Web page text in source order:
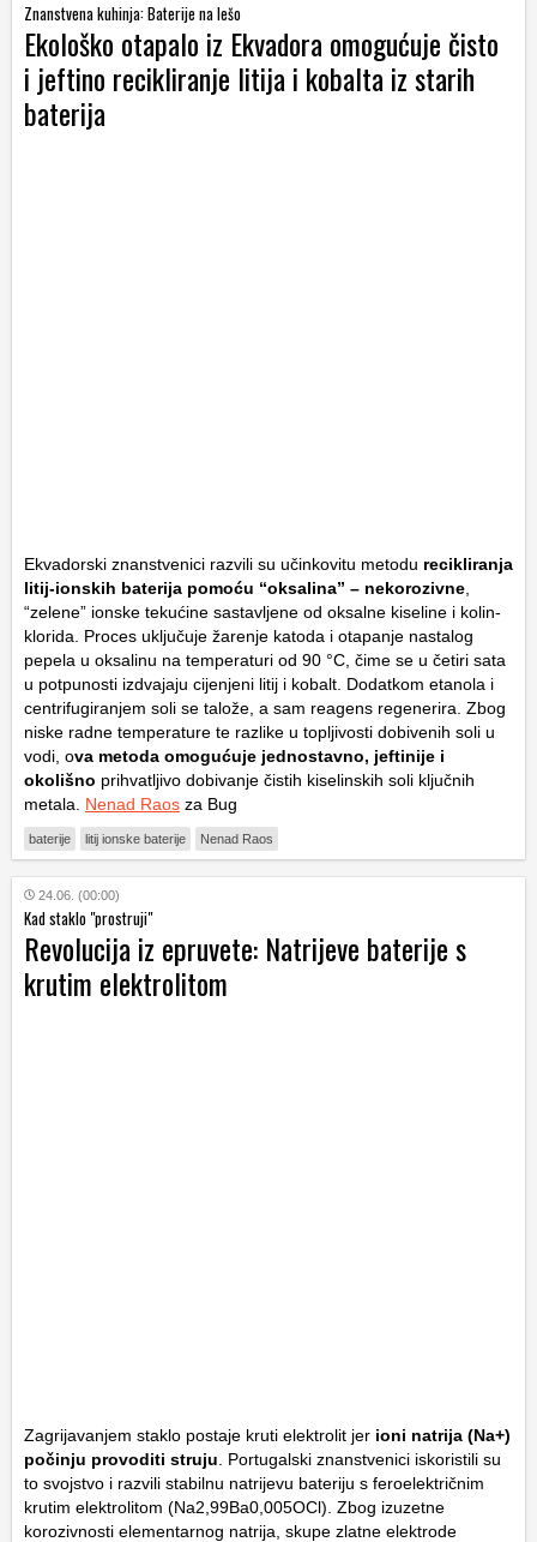
Znanstvena kuhinja: Baterije na lešo
Ekološko otapalo iz Ekvadora omogućuje čisto
i jeftino recikliranje litija i kobalta iz starih
baterija
Ekvadorski znanstvenici razvili su učinkovitu metodu recikliranja
litij-ionskih baterija pomoću “oksalina” – nekorozivne,
“zelene” ionske tekućine sastavljene od oksalne kiseline i kolin-
klorida. Proces uključuje žarenje katoda i otapanje nastalog
pepela u oksalinu na temperaturi od 90 °C, čime se u četiri sata
u potpunosti izdvajaju cijenjeni litij i kobalt. Dodatkom etanola i
centrifugiranjem soli se talože, a sam reagens regenerira. Zbog
niske radne temperature te razlike u topljivosti dobivenih soli u
vodi, ova metoda omogućuje jednostavno, jeftinije i
okolišno prihvatljivo dobivanje čistih kiselinskih soli ključnih
metala. Nenad Raos za Bug
baterije litij ionske baterije Nenad Raos
24.06. (00:00)
Kad staklo "prostruji"
Revolucija iz epruvete: Natrijeve baterije s
krutim elektrolitom
Zagrijavanjem staklo postaje kruti elektrolit jer ioni natrija (Na+)
počinju provoditi struju . Portugalski znanstvenici iskoristili su
to svojstvo i razvili stabilnu natrijevu bateriju s feroelektričnim
krutim elektrolitom (Na2 99Ba0 005OCl). Zbog izuzetne
korozivnosti elementarnog natrija, skupe zlatne elektrode